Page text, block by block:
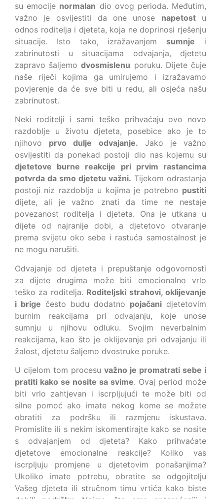
su emocije normalan dio ovog perioda. Međutim,
važno je osvijestiti da one unose napetostu
odnos roditelja i djeteta, koja ne doprinosi rješenju
situacije. Isto tako, izražavanjemsumnje i
zabrinutosti u situacijama odvajanja, djetetu
zapravo šaljemodvosmislenu poruku. Dijete čuje
naše riječi kojima ga umirujemo i izražavamo
povjerenje da će sve biti u redu, ali osjeća našu
zabrinutost.
Neki roditelji i sami teško prihvaćaju ovo novo
razdoblje u životu djeteta, posebice ako je to
njihovo prvo dulje odvajanje. Jako je važno
osvijestiti da ponekad postoji dio nas kojemu su
djetetove burne reakcije pri prvim rastancima
potvrda da smo djetetu važni. Tijekom odrastanja
postoji niz razdoblja u kojima je potrebno pustiti
dijete, ali je važno znati da time ne nestaje
povezanost roditelja i djeteta. Ona je utkana u
dijete od najranije dobi, a djetetovo otvaranje
prema svijetu oko sebe i rastuća samostalnost je
ne mogu narušiti.
Odvajanje od djeteta i prepuštanje odgovornosti
za dijete drugima može biti emocionalno vrlo
teško za roditelja. Roditeljski strahovi, oklijevanje
i brige često budu dodatno pojačani djetetovim
burnim reakcijama pri odvajanju, koje unose
sumnju u njihovu odluku. Svojim neverbalnim
reakcijama, kao što je oklijevanje pri odvajanju ili
žalost, djetetu šaljemo dvostruke poruke.
U cijelom tom procesu važno je promatrati sebe i
pratiti kako se nosite sa svime. Ovaj period može
biti vrlo zahtjevan i iscrpljujući te može biti od
silne pomoć ako imate nekog kome se možete
obratiti za podršku ili razmjenu iskustava.
Promislite ili s nekim iskomentirajte kako se nosite
s odvajanjem od djeteta? Kako prihvaćate
djetetove emocionalne reakcije? Koliko vas
iscrpljuju promjene u djetetovim ponašanjima?
Ukoliko imate potrebu, obratite se odgojitelju
Vašeg djeteta ili stručnom timu vrtića kako biste